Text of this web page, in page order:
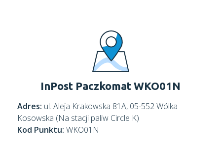
InPost Paczkomat WKO01N
Adres: ul. Aleja Krakowska 81A, 05-552 Wólka
Kosowska (Na stacji paliw Circle K)
Kod Punktu: WKO01N